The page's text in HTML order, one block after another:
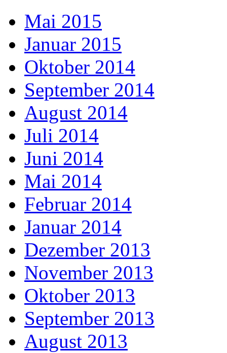
Mai 2015
Januar 2015
Oktober 2014
September 2014
August 2014
Juli 2014
Juni 2014
Mai 2014
Februar 2014
Januar 2014
Dezember 2013
November 2013
Oktober 2013
September 2013
August 2013